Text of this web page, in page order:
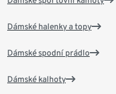
Dámské halenky a topy
Dámské spodní prádlo
Dámské kalhoty